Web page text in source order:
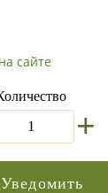
сайте
+
Уведомить